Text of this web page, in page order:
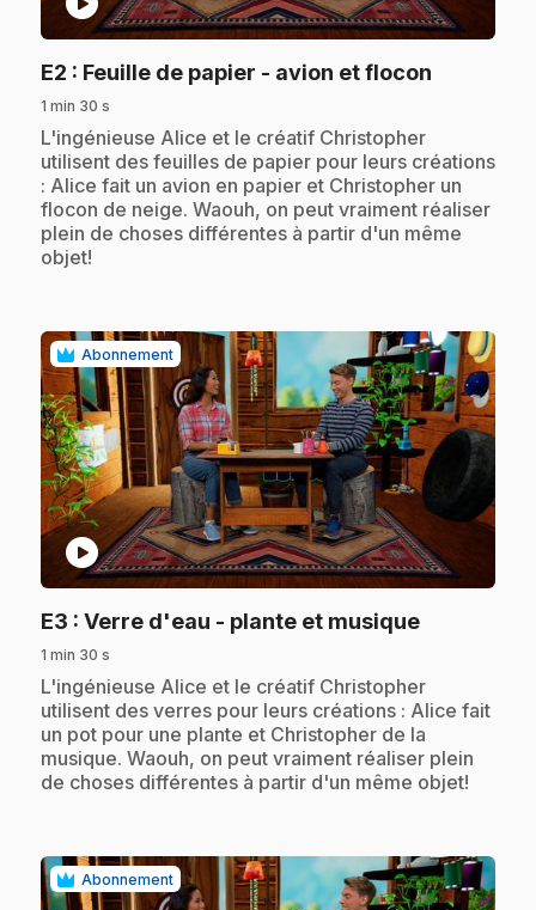
E2 : Feuille de papier - avion et flocon
1 min 30 s
.L'ingénieuse Alice et le créatif Christopher
utilisent des feuilles de papier pour leurs créations
: Alice fait un avion en papier et Christopher un
flocon de neige. Waouh, on peut vraiment réaliser
plein de choses différentes à partir d'un même
objet!
Abonnement
play_circle
E3 : Verre d'eau - plante et musique.
1 min 30 s
.L'ingénieuse Alice et le créatif Christopher
utilisent des verres pour leurs créations : Alice fait
un pot pour une plante et Christopher de la
musique. Waouh, on peut vraiment réaliser plein
de choses différentes à partir d'un même objet!
Abonnement